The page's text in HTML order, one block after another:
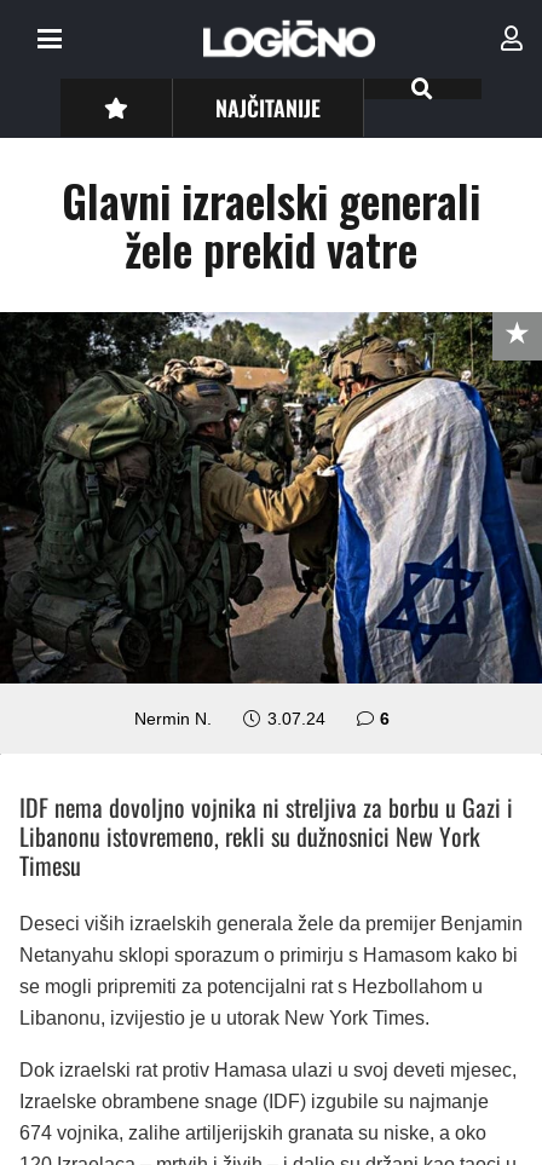
NAJČITANIJE
Glavni izraelski generali
žele prekid vatre
Nermin N. 3.07.24 6komentara
IDF nema dovoljno vojnika ni streljiva za borbu u Gazi i
Libanonu istovremeno, rekli su dužnosnici New York
Timesu
Deseci viših izraelskih generala žele da premijer Benjamin
Netanyahu sklopi sporazum o primirju s Hamasom kako bi
se mogli pripremiti za potencijalni rat s Hezbollahom u
Libanonu, izvijestio je u utorak New York Times.
Dok izraelski rat protiv Hamasa ulazi u svoj deveti mjesec,
Izraelske obrambene snage (IDF) izgubile su najmanje
674 vojnika, zalihe artiljerijskih granata su niske, a oko